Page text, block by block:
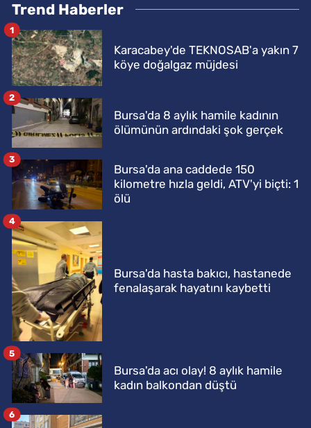
Trend Haberler
Karacabey'de TEKNOSAB'a yakın 7
köye doğalgaz müjdesi
1
Bursa'da 8 aylık hamile kadının
ölümünün ardındaki şok gerçek
2
Bursa'da ana caddede 150
kilometre hızla geldi, ATV'yi biçti: 1
ölü
3
Bursa'da hasta bakıcı, hastanede
fenalaşarak hayatını kaybetti
4
Bursa'da acı olay! 8 aylık hamile
kadın balkondan düştü
5
6